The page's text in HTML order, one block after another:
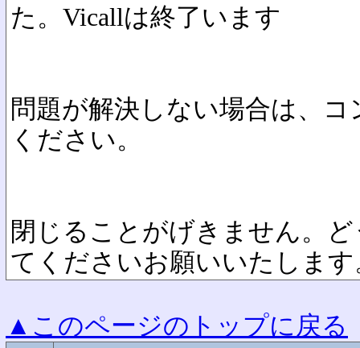
た。Vicallは終了います
問題が解決しない場合は、
ください。
閉じることがげきません。
てくださいお願いいたします
▲このページのトップに戻る